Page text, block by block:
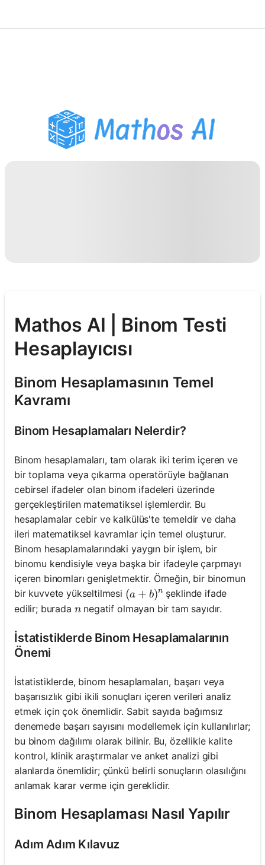
PDF Ödev Yardımcısı
Çalışma Araçları
Mathos AI | Binom Testi
Hesaplayıcısı
Binom Hesaplamasının Temel
Kavramı
Binom Hesaplamaları Nelerdir?
Binom hesaplamaları, tam olarak iki terim içeren ve
bir toplama veya çıkarma operatörüyle bağlanan
cebirsel ifadeler olan binom ifadeleri üzerinde
gerçekleştirilen matematiksel işlemlerdir. Bu
hesaplamalar cebir ve kalkülüs'te temeldir ve daha
ileri matematiksel kavramlar için temel oluşturur.
Binom hesaplamalarındaki yaygın bir işlem, bir
binomu kendisiyle veya başka bir ifadeyle çarpmayı
içeren binomları genişletmektir. Örneğin, bir binomun
bir kuvvete yükseltilmesi (a + b)^n
(a + b)n şeklinde ifade
edilir; burada n
nnegatif olmayan bir tam sayıdır.
İstatistiklerde Binom Hesaplamalarının
Önemi
İstatistiklerde, binom hesaplamaları, başarı veya
başarısızlık gibi ikili sonuçları içeren verileri analiz
etmek için çok önemlidir. Sabit sayıda bağımsız
denemede başarı sayısını modellemek için kullanılırlar;
bu binom dağılımı olarak bilinir. Bu, özellikle kalite
kontrol, klinik araştırmalar ve anket analizi gibi
alanlarda önemlidir; çünkü belirli sonuçların olasılığını
anlamak karar verme için gereklidir.
Binom Hesaplaması Nasıl Yapılır
Adım Adım Kılavuz